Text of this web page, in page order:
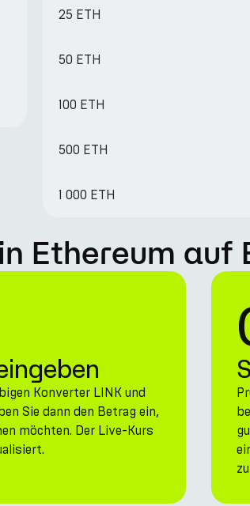
25 ETH
50 ETH
100 ETH
500 ETH
1 000 ETH
Ethereum auf
Konverter LINK und
Sie dann den Betrag ein,
möchten. Der Live-Kurs